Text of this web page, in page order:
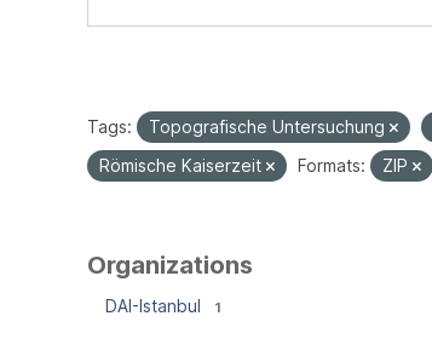
Tags: Topografische Untersuchung
Römische Kaiserzeit
Formats: ZIP
Organizations
DAI-Istanbul 1